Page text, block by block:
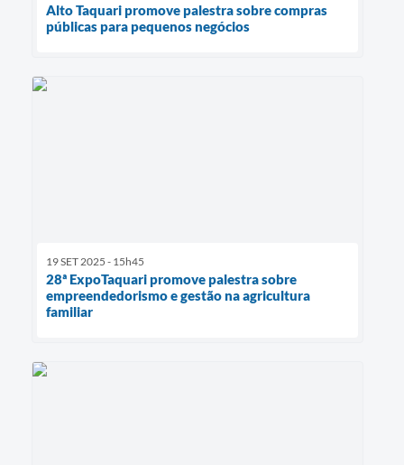
Alto Taquari promove palestra sobre compras
públicas para pequenos negócios
19 SET 2025 - 15h45
28ª ExpoTaquari promove palestra sobre
empreendedorismo e gestão na agricultura
familiar